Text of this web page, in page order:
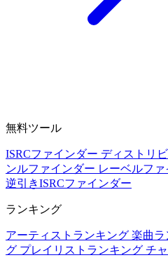
無料ツール
ISRCファインダー ディストリ
ンルファインダー レーベルフ
逆引きISRCファインダー
ランキング
アーティストランキング 楽曲ラ
グ プレイリストランキング チ